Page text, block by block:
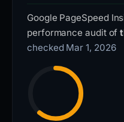
Google PageSpeed
performance audit of
checked Mar 1, 2026